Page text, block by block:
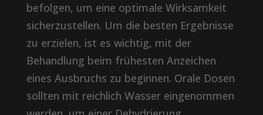
befolgen, um eine optimale Wirksamkeit
sicherzustellen. Um die besten Ergebnisse
zu erzielen, ist es wichtig, mit der
Behandlung beim frühesten Anzeichen
eines Ausbruchs zu beginnen. Orale Dosen
sollten mit reichlich Wasser eingenommen